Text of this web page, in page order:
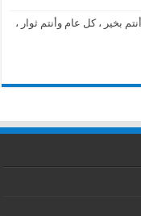
بخير ، كل عام وأنتم ثوار ،